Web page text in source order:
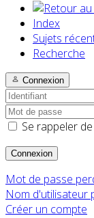
Index
Sujets
Recherche
Connexion
Se rappeler
Connexion
Mot de passe
Nom d'utilisateur
Créer un compte